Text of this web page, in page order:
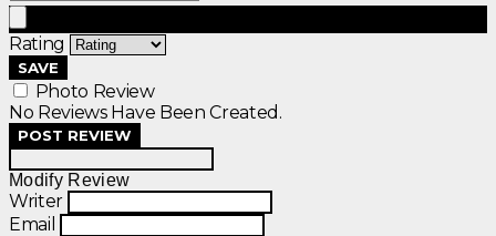
Rating
SAVE
Photo Review
No Reviews Have Been Created.
POST REVIEW
Modify Review
Writer
Email